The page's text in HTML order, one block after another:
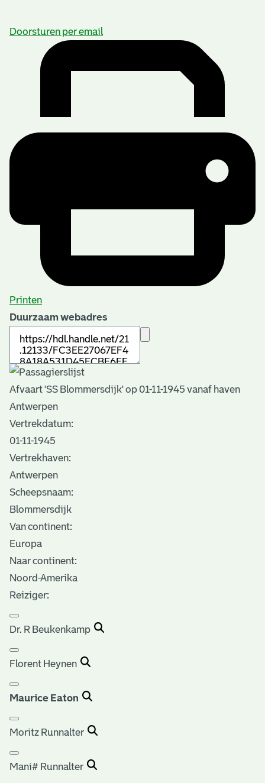
Doorsturen per email
Printen
Duurzaam webadres
Afvaart 'SS Blommersdijk' op 01-11-1945 vanaf haven
Antwerpen
Vertrekdatum:
01-11-1945
Vertrekhaven:
Antwerpen
Scheepsnaam:
Blommersdijk
Van continent:
Europa
Naar continent:
Noord-Amerika
Reiziger:
Dr. R Beukenkamp
Florent Heynen
Maurice Eaton
Moritz Runnalter
Mani# Runnalter